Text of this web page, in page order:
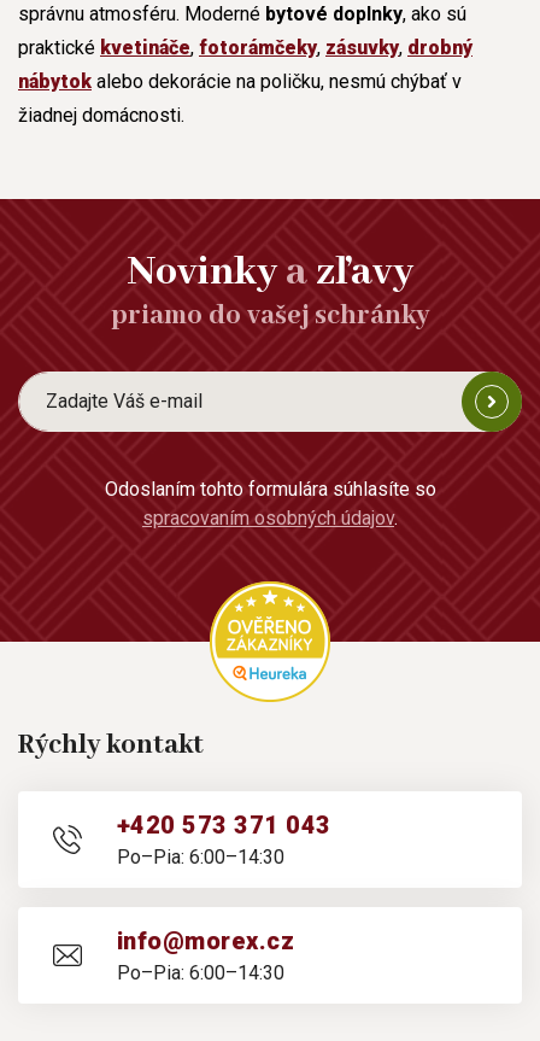
správnu atmosféru. Moderné bytové doplnky, ako sú
praktické kvetináče, fotorámčeky, zásuvky, drobný
nábytok alebo dekorácie na poličku, nesmú chýbať v
žiadnej domácnosti.
Novinkyazľavy
priamo do vašej schránky
Odoslaním tohto formulára súhlasíte so
spracovaním osobných údajov.
Rýchly kontakt
+420 573 371 043
Po–Pia: 6:00–14:30
info@morex.cz
Po–Pia: 6:00–14:30